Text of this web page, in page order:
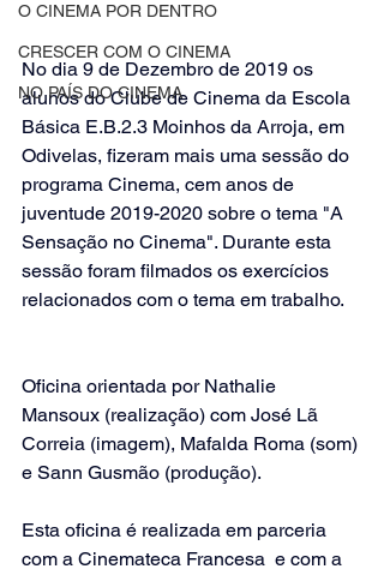
O CINEMA POR DENTRO
CRESCER COM O CINEMA
NO PAÍS DO CINEMA
No dia 9 de Dezembro de 2019 os
alunos do Clube de Cinema da Escola
Básica E.B.2.3 Moinhos da Arroja, em
Odivelas, fizeram mais uma sessão do
programa Cinema, cem anos de
juventude 2019-2020 sobre o tema "A
Sensação no Cinema". Durante esta
sessão foram filmados os exercícios
relacionados com o tema em trabalho.
Oficina orientada por Nathalie
Mansoux (realização) com José Lã
Correia (imagem), Mafalda Roma (som)
e Sann Gusmão (produção).
Esta oficina é realizada em parceria
com a Cinemateca Francesa  e com a